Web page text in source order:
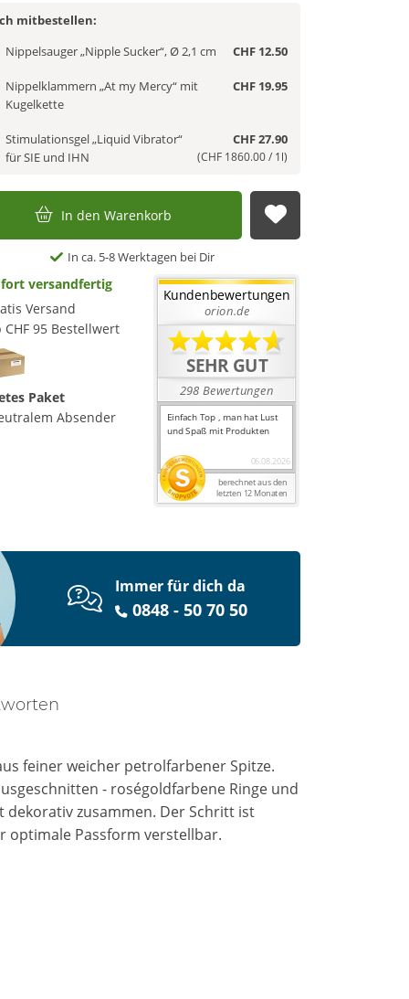
mitbestellen:
Nippelsauger „Nipple Sucker“, Ø 2,1 cm
CHF 12.50
Nippelklammern „At my Mercy“ mit
Kugelkette
CHF 19.95
Stimulationsgel „Liquid Vibrator“
für SIE und IHN
CHF 27.90
(CHF 1860.00 / 1l)
In den Warenkorb Auf die
In ca. 5-8 Werktagen bei Dir
versandfertig
Versand
CHF 95 Bestellwert
Paket
Absender
Immer für dich da
0848 - 50 70 50
feiner weicher petrolfarbener Spitze.
- roségoldfarbene Ringe und
zusammen. Der Schritt ist
optimale Passform verstellbar.